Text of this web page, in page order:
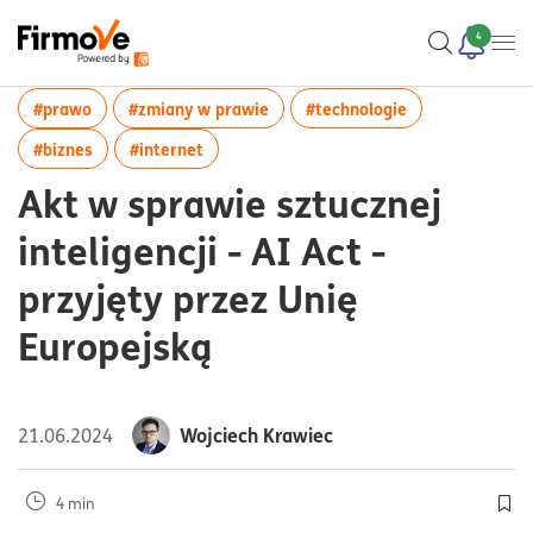
4
#prawowięcej artykułów z tagiem:#prawo
#zmiany w prawiewięcej artykułów z
#technologiewięcej
#bizneswięcej artykułów z tagiem:#biznes
#internetwięcej artykułów z tagiem:#internet
Akt w sprawie sztucznej
inteligencji - AI Act -
przyjęty przez Unię
Europejską
21.06.2024 Wojciech Krawiec
4 min